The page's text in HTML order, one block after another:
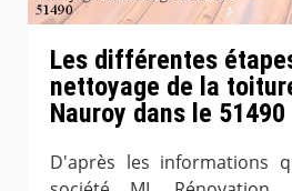
Les différentes
nettoyage de la
Nauroy dans le 51490
D'après les informations